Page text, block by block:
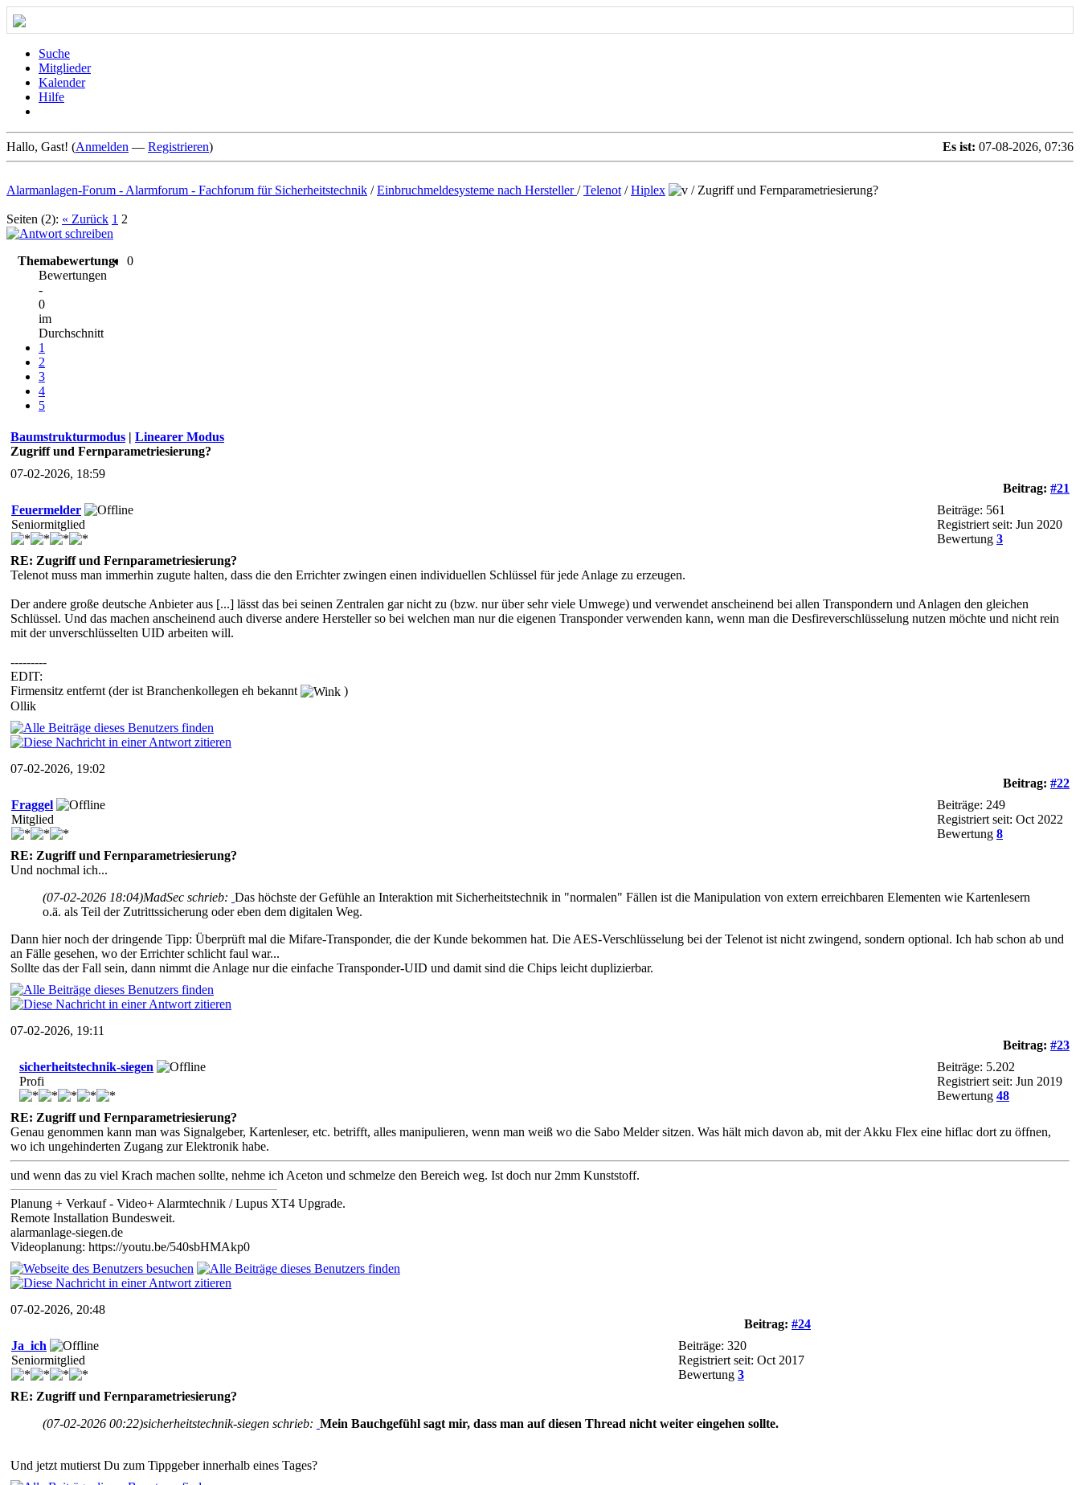
Suche
Mitglieder
Kalender
Hilfe
Es ist: 07-08-2026, 07:36
Hallo, Gast! (Anmelden — Registrieren)
Alarmanlagen-Forum - Alarmforum - Fachforum für Sicherheitstechnik /Einbruchmeldesysteme nach Hersteller/Telenot /Hiplex / Zugriff und Fernparametriesierung?
Seiten (2): « Zurück 1 2
Themabewertung:
0
Bewertungen
-
0
im
Durchschnitt
1
2
3
4
5
Baumstrukturmodus | Linearer Modus
Zugriff und Fernparametriesierung?
07-02-2026, 18:59
Beitrag: #21
Feuermelder
Seniormitglied
Beiträge: 561
Registriert seit: Jun 2020
Bewertung 3
RE: Zugriff und Fernparametriesierung?
Telenot muss man immerhin zugute halten, dass die den Errichter zwingen einen individuellen Schlüssel für jede Anlage zu erzeugen.
Der andere große deutsche Anbieter aus [...] lässt das bei seinen Zentralen gar nicht zu (bzw. nur über sehr viele Umwege) und verwendet anscheinend bei allen Transpondern und Anlagen den gleichen
Schlüssel. Und das machen anscheinend auch diverse andere Hersteller so bei welchen man nur die eigenen Transponder verwenden kann, wenn man die Desfireverschlüsselung nutzen möchte und nicht rein
mit der unverschlüsselten UID arbeiten will.
---------
EDIT:
Firmensitz entfernt (der ist Branchenkollegen eh bekannt
)
Ollik
07-02-2026, 19:02
Beitrag: #22
Fraggel
Mitglied
Beiträge: 249
Registriert seit: Oct 2022
Bewertung 8
RE: Zugriff und Fernparametriesierung?
Und nochmal ich...
(07-02-2026 18:04)MadSec schrieb: Das höchste der Gefühle an Interaktion mit Sicherheitstechnik in "normalen" Fällen ist die Manipulation von extern erreichbaren Elementen wie Kartenlesern
o.ä. als Teil der Zutrittssicherung oder eben dem digitalen Weg.
Dann hier noch der dringende Tipp: Überprüft mal die Mifare-Transponder, die der Kunde bekommen hat. Die AES-Verschlüsselung bei der Telenot ist nicht zwingend, sondern optional. Ich hab schon ab und
an Fälle gesehen, wo der Errichter schlicht faul war...
Sollte das der Fall sein, dann nimmt die Anlage nur die einfache Transponder-UID und damit sind die Chips leicht duplizierbar.
07-02-2026, 19:11
Beitrag: #23
sicherheitstechnik-siegen
Profi
Beiträge: 5.202
Registriert seit: Jun 2019
Bewertung 48
RE: Zugriff und Fernparametriesierung?
Genau genommen kann man was Signalgeber, Kartenleser, etc. betrifft, alles manipulieren, wenn man weiß wo die Sabo Melder sitzen. Was hält mich davon ab, mit der Akku Flex eine hiflac dort zu öffnen,
wo ich ungehinderten Zugang zur Elektronik habe.
und wenn das zu viel Krach machen sollte, nehme ich Aceton und schmelze den Bereich weg. Ist doch nur 2mm Kunststoff.
Planung + Verkauf - Video+ Alarmtechnik / Lupus XT4 Upgrade.
Remote Installation Bundesweit.
alarmanlage-siegen.de
Videoplanung: https://youtu.be/540sbHMAkp0
07-02-2026, 20:48
Beitrag: #24
Ja_ich
Seniormitglied
Beiträge: 320
Registriert seit: Oct 2017
Bewertung 3
RE: Zugriff und Fernparametriesierung?
(07-02-2026 00:22)sicherheitstechnik-siegen schrieb: Mein Bauchgefühl sagt mir, dass man auf diesen Thread nicht weiter eingehen sollte.
Und jetzt mutierst Du zum Tippgeber innerhalb eines Tages?